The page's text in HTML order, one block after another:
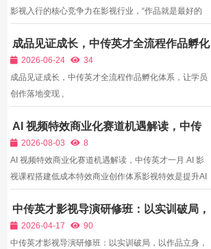
影视入行的核心竞争力在影视行业，“作品就是最好的
表演，用人单位招聘时，首先看的是“你有没有作品”“你
的作品质量如何”，作品是入行...
成品见证成长，中传英才全流程作品孵化
体系，让学员创作落地变现
2026-06-24
34
成品见证成长，中传英才全流程作品孵化体系，让学员
创作落地变现 ,
AI 视频特效商业化赛道机遇解读，中传
英才一月 AI 影视课程搭建低成本特效商
业创作体系
2026-08-03
8
AI 视频特效商业化赛道机遇解读，中传英才一月 AI 影
视课程搭建低成本特效商业创作体系影视特效是提升AI
报价的核心加分项，传统影视特效依赖大型三维软件、
多名专业特效师协作完成，制作成本高昂、周期漫长，
中小创...
中传英才影视导演研修班：以实训破局，
以作品立身，解锁导演职业新可能
2026-04-17
90
中传英才影视导演研修班：以实训破局，以作品立身，